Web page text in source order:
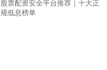
股票配资安全平台推荐｜十大正
规低息榜单